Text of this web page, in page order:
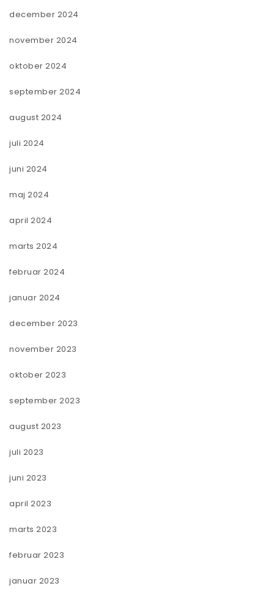
december 2024
november 2024
oktober 2024
september 2024
august 2024
juli 2024
juni 2024
maj 2024
april 2024
marts 2024
februar 2024
januar 2024
december 2023
november 2023
oktober 2023
september 2023
august 2023
juli 2023
juni 2023
april 2023
marts 2023
februar 2023
januar 2023